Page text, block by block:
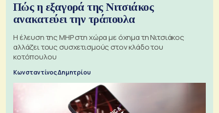
Πώς η εξαγορά της Νιτσιάκος
ανακατεύει την τράπουλα
H έλευση της MHP στη χώρα με όχημα τη Νιτσιάκος
αλλάζει τους συσχετισμούς στον κλάδο του
κοτόπουλου
Κωνσταντίνος Δημητρίου